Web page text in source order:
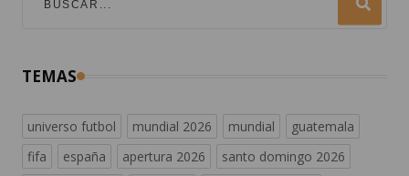
TEMAS
universo futbol mundial 2026 mundial
guatemala
fifa
españa apertura 2026
santo domingo 2026